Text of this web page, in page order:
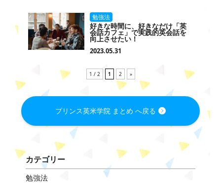
勉強法
好きな時間に、好きなだけ「英
会話カフェ」で実践的英会話を
向上させたい！
2023.05.31
1 / 2 1 2 »
プリンス英米学院 まとめ へ戻る
カテゴリー
勉強法